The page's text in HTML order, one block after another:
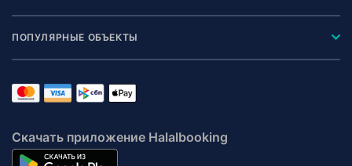
ПОПУЛЯРНЫЕ ОБЪЕКТЫ
Скачать приложение Halalbooking